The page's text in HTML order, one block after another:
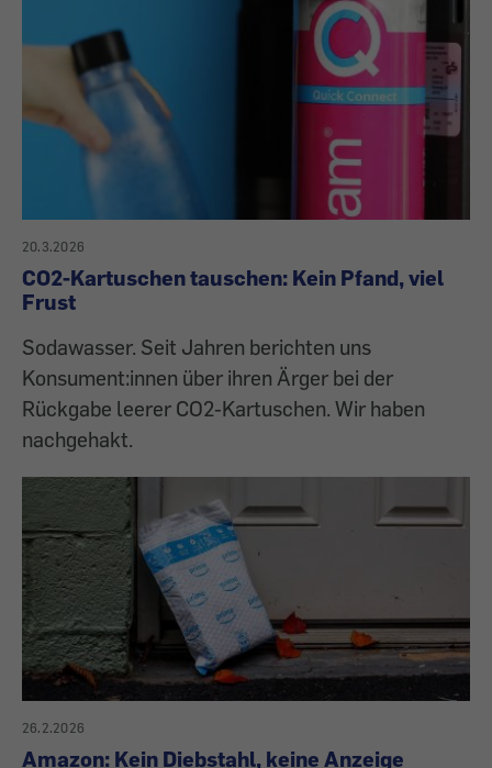
20.3.2026
CO2-Kartuschen tauschen: Kein Pfand, viel
Frust
Sodawasser. Seit Jahren berichten uns
Konsument:innen über ihren Ärger bei der
Rückgabe leerer CO2-Kartuschen. Wir haben
nachgehakt.
26.2.2026
Amazon: Kein Diebstahl, keine Anzeige